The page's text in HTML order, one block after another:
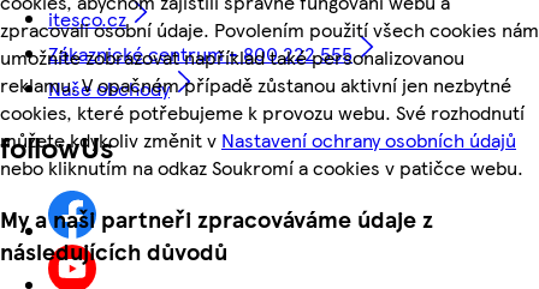
zpracovali osobní údaje. Povolením použití všech cookies nám
umožníte zobrazovat například také personalizovanou
reklamu. V opačném případě zůstanou aktivní jen nezbytné
cookies, které potřebujeme k provozu webu. Své rozhodnutí
můžete kdykoliv změnit v Nastavení ochrany osobních údajů
nebo kliknutím na odkaz Soukromí a cookies v patičce webu.
My a naši partneři zpracováváme údaje z
následujících důvodů
itesco.cz
Zákaznické centrum - 800 222 555
Naše obchody
followUs